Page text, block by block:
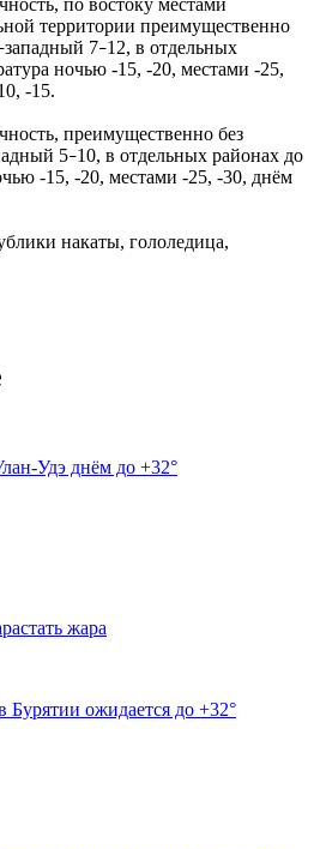
территории преимущественно
западный 7–12, в отдельных
ночью -15, -20, местами -25,
-15.
преимущественно без
5–10, в отдельных районах до
-15, -20, местами -25, -30, днём
накаты, гололедица,
Удэ днём до +32°
жара
Бурятии ожидается до +32°